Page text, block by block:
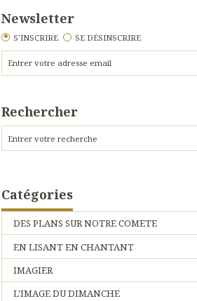
Newsletter
S'INSCRIRE SE DÉSINSCRIRE
Rechercher
Catégories
DES PLANS SUR NOTRE COMETE
EN LISANT EN CHANTANT
IMAGIER
L'IMAGE DU DIMANCHE